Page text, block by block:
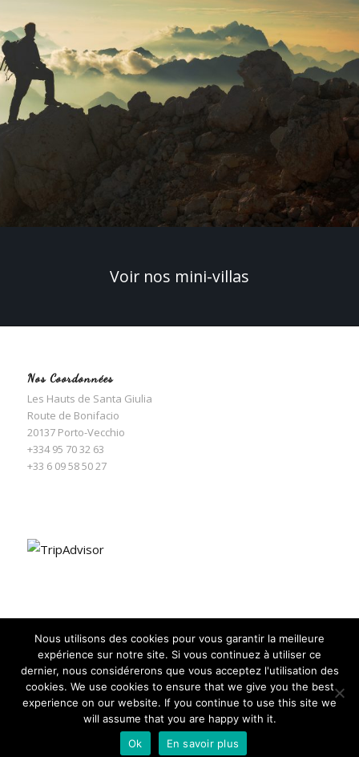
Voir nos mini-villas
Nos Coordonnées
Les Hauts de Santa Giulia
Route de Bonifacio
20137 Porto-Vecchio
+334 95 70 32 63
+33 6 09 58 50 27
© Les Hauts de Santa Giulia -
powered by Expert WordPress Theme
Politique de confidentialité
Mentions Légales
Nous utilisons des cookies pour vous garantir la meilleure
expérience sur notre site. Si vous continuez à utiliser ce
dernier, nous considérerons que vous acceptez l'utilisation des
cookies. We use cookies to ensure that we give you the best
experience on our website. If you continue to use this site we
will assume that you are happy with it.
Ok
En savoir plus